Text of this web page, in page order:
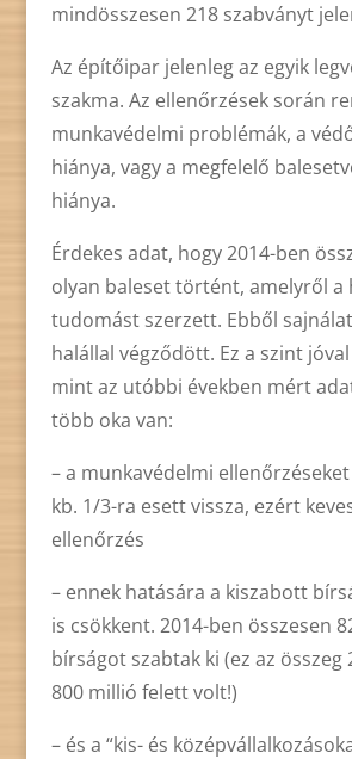
mindösszesen 218 szabványt
Az építőipar jelenleg az egyik
szakma. Az ellenőrzések során
munkavédelmi problémák, a
hiánya, vagy a megfelelő
hiánya.
Érdekes adat, hogy 2014-ben
olyan baleset történt, amelyről a
tudomást szerzett. Ebből
halállal végződött. Ez a szint
mint az utóbbi években mért
több oka van:
– a munkavédelmi
kb. 1/3-ra esett vissza, ezért
ellenőrzés
– ennek hatására a kiszabott
is csökkent. 2014-ben összesen
bírságot szabtak ki (ez az összeg
800 millió felett volt!)
– és a “kis- és